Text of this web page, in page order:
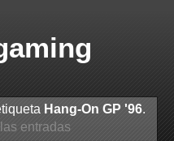
Hang-On GP '96.
entradas